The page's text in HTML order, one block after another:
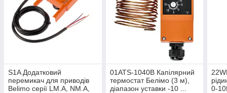
S1A Додатковий
перемикач для приводів
Belimo серії LМ.A, NM.A,
01ATS-1040B Капілярний
термостат Белімо (3 м),
діапазон уставки -10 ...
0-